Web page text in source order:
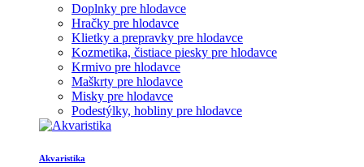
Doplnky pre hlodavce
Hračky pre hlodavce
Klietky a prepravky pre hlodavce
Kozmetika, čistiace piesky pre hlodavce
Krmivo pre hlodavce
Maškrty pre hlodavce
Misky pre hlodavce
Podestýlky, hobliny pre hlodavce
Akvaristika